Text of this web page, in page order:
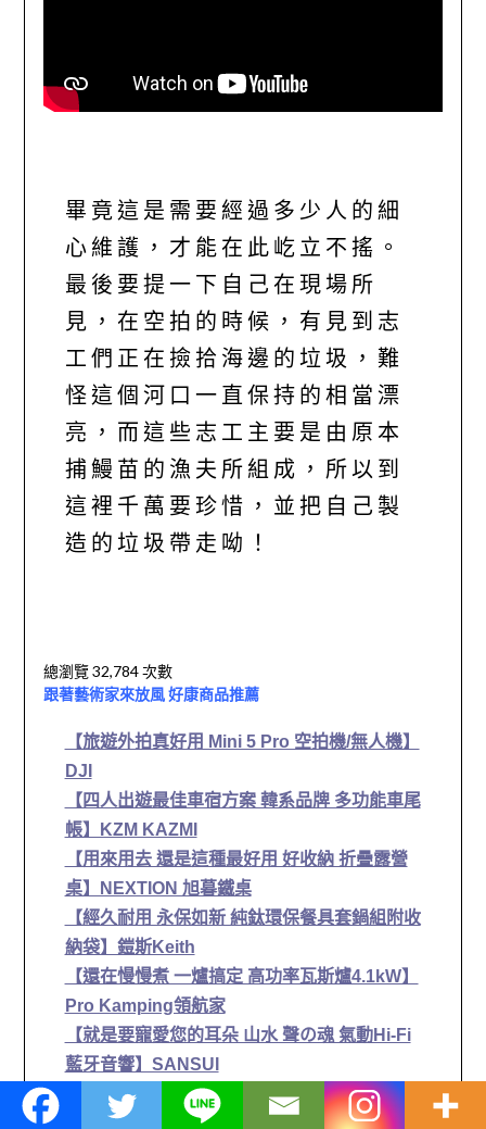
畢竟這是需要經過多少人的細
心維護，才能在此屹立不搖。
最後要提一下自己在現場所
見，在空拍的時候，有見到志
工們正在撿拾海邊的垃圾，難
怪這個河口一直保持的相當漂
亮，而這些志工主要是由原本
捕鰻苗的漁夫所組成，所以到
這裡千萬要珍惜，並把自己製
造的垃圾帶走呦！
總瀏覽 32,784 次數
跟著藝術家來放風 好康商品推薦
【旅遊外拍真好用 Mini 5 Pro 空拍機/無人機】
DJI
【四人出遊最佳車宿方案 韓系品牌 多功能車尾
帳】KZM KAZMI
【用來用去 還是這種最好用 好收納 折疊露營
桌】NEXTION 旭暮鐵桌
【經久耐用 永保如新 純鈦環保餐具套鍋組附收
納袋】鎧斯Keith
【還在慢慢煮 一爐搞定 高功率瓦斯爐4.1kW】
Pro Kamping領航家
【就是要寵愛您的耳朵 山水 聲の魂 氣動Hi-Fi
藍牙音響】SANSUI
【不要再猜拳洗碗了 大理石白8人免安裝紫外
線消毒洗碗機】CHEFBORN韓國天廚